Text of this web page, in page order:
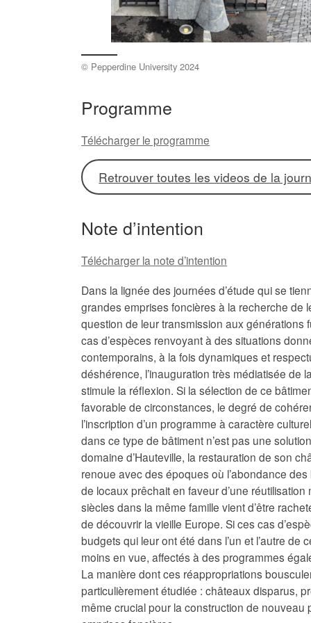
© Pepperdine University 2024
Programme
Télécharger le programme
Retrouver toutes les videos de la
Note d’intention
Télécharger la note d’intention
Dans la lignée des journées d’étude qui se
grandes emprises foncières à la recherche de
question de leur transmission aux générations
cas d’espèces renvoyant à des situations
contemporains, à la fois dynamiques et
déshérence, l’inauguration très médiatisée de
stimule la réflexion. Si la sélection de ce
favorable de circonstances, le degré de
l’inscription d’un programme à caractère culturel
dans ce type de bâtiment n’est pas une
domaine d’Hauteville, la restauration de son
renoue avec des époques où l’abondance
de locaux prêchait en faveur d’une
siècles dans la même famille vient d’être
de découvrir la vieille Europe. Si ces cas
budgets qui leur ont été dans l’un et l’autre de
moins en vue, affectés à des programmes
La manière dont ces réappropriations
particulièrement étudiée : châteaux disparus,
même crucial pour la construction de